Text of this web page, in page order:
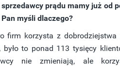
prądu mamy już od
myśli dlaczego?
firm korzysta z
było to ponad 113 tysięcy
nie zmieniają, ale